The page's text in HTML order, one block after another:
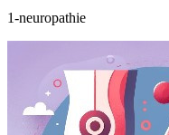
1-neuropathie